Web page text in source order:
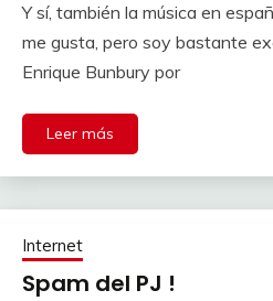
Y sí, también la música en
me gusta, pero soy bastante
Enrique Bunbury por
Leer más
Internet
Spam del PJ !